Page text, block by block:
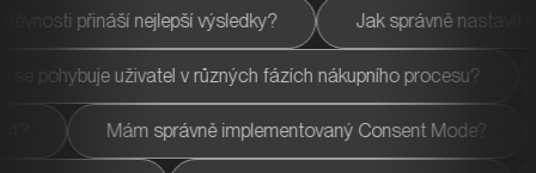
výsledky? Jak správně nastavit e‑commerce
věřit? Jak se pohybuje uživatel v různých fázích
implementovaný Consent Mode? Jaké jsou